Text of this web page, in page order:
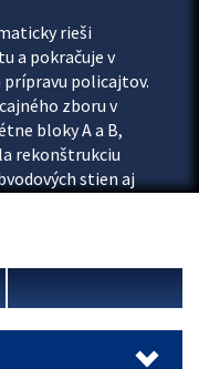
rieši
a pokračuje v
policajtov.
zboru v
bloky A a B,
rekonštrukciu
stien aj
moderné